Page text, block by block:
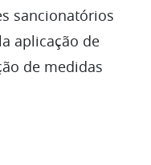
sancionatórios
aplicação de
de medidas